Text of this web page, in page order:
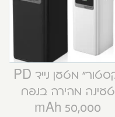
“קסטור” מטען נייד PD
טעינה מהירה בנפח
50,000 mAh